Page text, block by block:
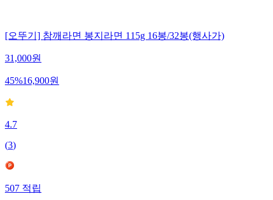
[오뚜기] 참깨라면 봉지라면 115g 16봉/32봉(행사가)
31,000원
45%16,900원
4.7
(3)
507적립